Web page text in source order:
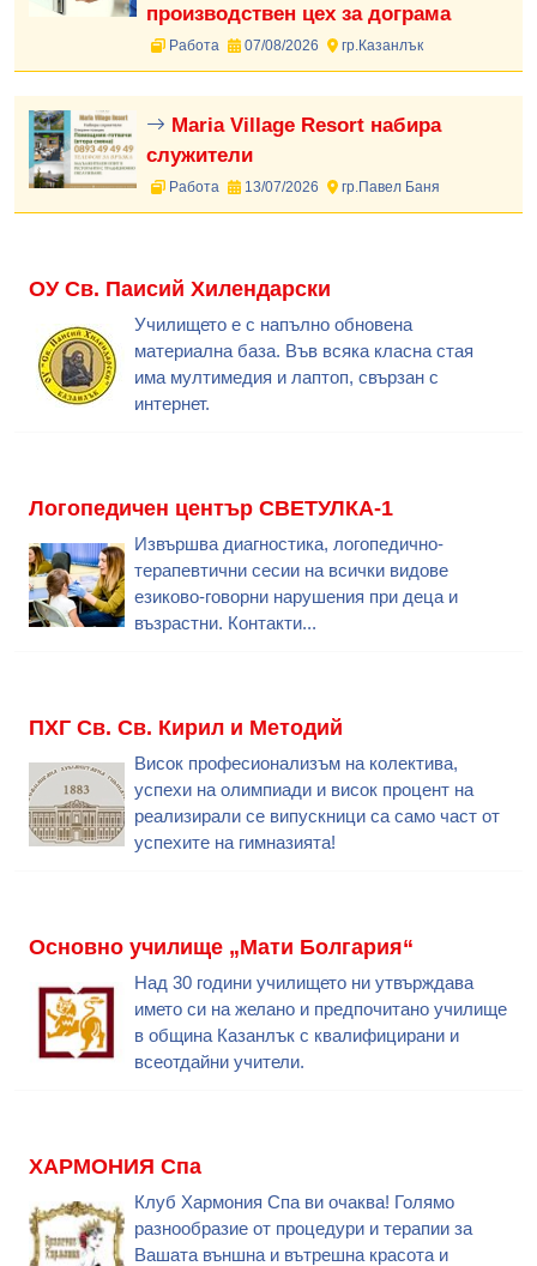
производствен цех за дограма
Работа 07/08/2026 гр.Казанлък
Maria Village Resort набира
служители
Работа 13/07/2026 гр.Павел Баня
ОУ Св. Паисий Хилендарски
Училището е с напълно обновена
материална база. Във всяка класна стая
има мултимедия и лаптоп, свързан с
интернет.
Логопедичен център СВЕТУЛКА-1
Извършва диагностика, логопедично-
терапевтични сесии на всички видове
езиково-говорни нарушения при деца и
възрастни. Контакти...
ПХГ Св. Св. Кирил и Методий
Висок професионализъм на колектива,
успехи на олимпиади и висок процент на
реализирали се випускници са само част от
успехите на гимназията!
Основно училище „Мати Болгария“
Над 30 години училището ни утвърждава
името си на желано и предпочитано училище
в община Казанлък с квалифицирани и
всеотдайни учители.
ХАРМОНИЯ Спа
Клуб Хармония Спа ви очаква! Голямо
разнообразие от процедури и терапии за
Вашата външна и вътрешна красота и